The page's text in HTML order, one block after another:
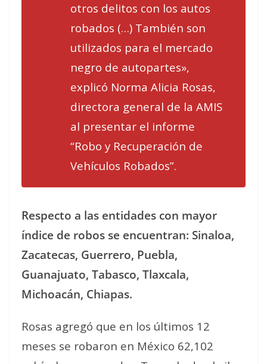
otros delitos con los autos
robados (…) También son
utilizados para el mercado
negro de autopartes»,
explicó Norma Alicia Rosas,
directora general de la AMIS
al presentar el informe
“Robo y Recuperación de
Vehículos Robados”.
Respecto a las entidades con mayor
índice de robos se encuentran: Sinaloa,
Zacatecas, Guerrero, Puebla,
Guanajuato, Tabasco, Tlaxcala,
Michoacán, Chiapas.
Rosas agregó que en los últimos 12
meses se robaron en México 62,102